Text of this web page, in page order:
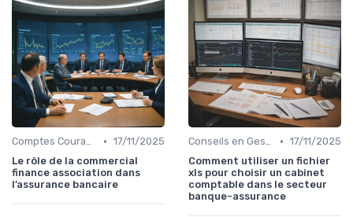
Comptes Courants et Épargne • 17/11/2025
Le rôle de la commercial
finance association dans
l’assurance bancaire
Conseils en Gestion de Patrimoine • 17/11/2025
Comment utiliser un fichier
xls pour choisir un cabinet
comptable dans le secteur
banque-assurance